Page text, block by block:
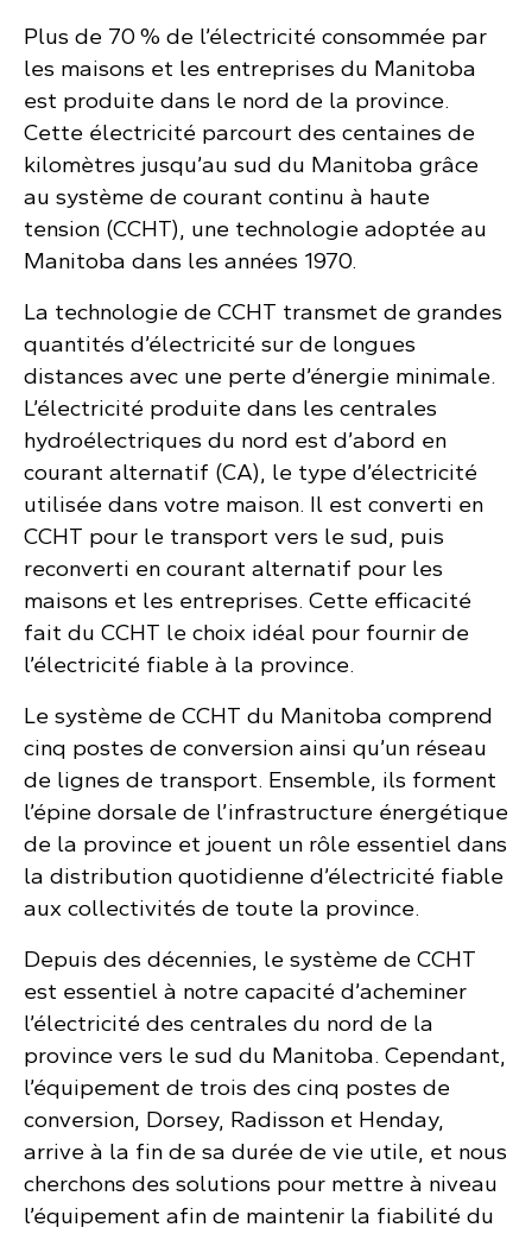
Plus de 70 % de l’électricité consommée par
les maisons et les entreprises du Manitoba
est produite dans le nord de la province.
Cette électricité parcourt des centaines de
kilomètres jusqu’au sud du Manitoba grâce
au système de courant continu à haute
tension (CCHT), une technologie adoptée au
Manitoba dans les années 1970.
La technologie de CCHT transmet de grandes
quantités d’électricité sur de longues
distances avec une perte d’énergie minimale.
L’électricité produite dans les centrales
hydroélectriques du nord est d’abord en
courant alternatif (CA), le type d’électricité
utilisée dans votre maison. Il est converti en
CCHT pour le transport vers le sud, puis
reconverti en courant alternatif pour les
maisons et les entreprises. Cette efficacité
fait du CCHT le choix idéal pour fournir de
l’électricité fiable à la province.
Le système de CCHT du Manitoba comprend
cinq postes de conversion ainsi qu’un réseau
de lignes de transport. Ensemble, ils forment
l’épine dorsale de l’infrastructure énergétique
de la province et jouent un rôle essentiel dans
la distribution quotidienne d’électricité fiable
aux collectivités de toute la province.
Depuis des décennies, le système de CCHT
est essentiel à notre capacité d’acheminer
l’électricité des centrales du nord de la
province vers le sud du Manitoba. Cependant,
l’équipement de trois des cinq postes de
conversion, Dorsey, Radisson et Henday,
arrive à la fin de sa durée de vie utile, et nous
cherchons des solutions pour mettre à niveau
l’équipement afin de maintenir la fiabilité du